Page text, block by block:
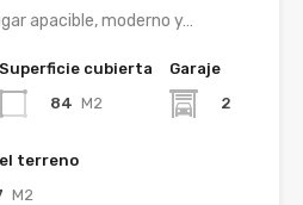
apacible, moderno y…
Superficie cubierta
84 M2
Garaje
2
terreno
M2